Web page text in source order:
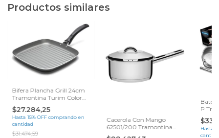
Productos similares
Bifera Plancha Grill 24cm
Tramontina Turim Color
Negro
$27.284,25
Hasta 15% OFF comprando en
cantidad
$31.474,59
Cacerola Con Mango
62501/200 Tramontina
Solar 20cm 2.9 Litros
P
Hasta